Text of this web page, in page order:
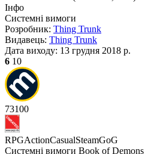
Інфо
Системні вимоги
Розробник: Thing Trunk
Видавець: Thing Trunk
Дата виходу: 13 грудня 2018 р.
6 10
73100
RPGActionCasualSteamGoG
Системні вимоги Book of Demons